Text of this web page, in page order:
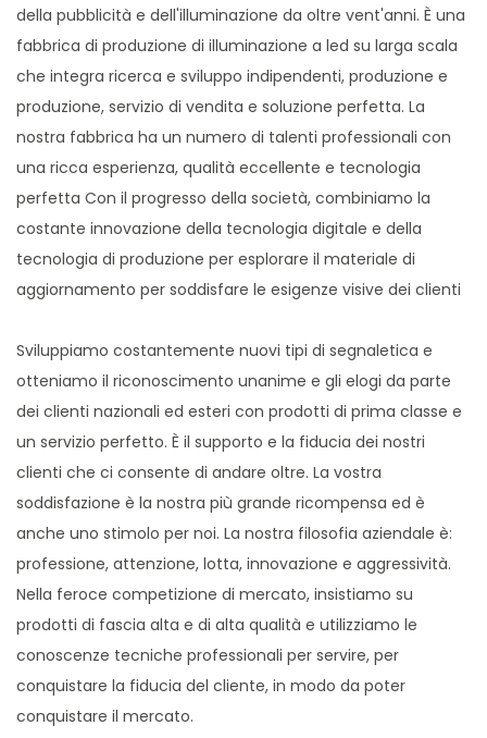
della pubblicità e dell'illuminazione da oltre vent'anni. È una
fabbrica di produzione di illuminazione a led su larga scala
che integra ricerca e sviluppo indipendenti, produzione e
produzione, servizio di vendita e soluzione perfetta. La
nostra fabbrica ha un numero di talenti professionali con
una ricca esperienza, qualità eccellente e tecnologia
perfetta Con il progresso della società, combiniamo la
costante innovazione della tecnologia digitale e della
tecnologia di produzione per esplorare il materiale di
aggiornamento per soddisfare le esigenze visive dei clienti
Sviluppiamo costantemente nuovi tipi di segnaletica e
otteniamo il riconoscimento unanime e gli elogi da parte
dei clienti nazionali ed esteri con prodotti di prima classe e
un servizio perfetto. È il supporto e la fiducia dei nostri
clienti che ci consente di andare oltre. La vostra
soddisfazione è la nostra più grande ricompensa ed è
anche uno stimolo per noi. La nostra filosofia aziendale è:
professione, attenzione, lotta, innovazione e aggressività.
Nella feroce competizione di mercato, insistiamo su
prodotti di fascia alta e di alta qualità e utilizziamo le
conoscenze tecniche professionali per servire, per
conquistare la fiducia del cliente, in modo da poter
conquistare il mercato.